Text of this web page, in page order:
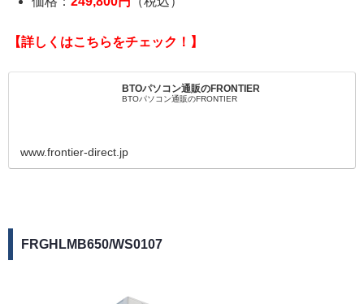
【詳しくはこちらをチェック！】
BTOパソコン通販のFRONTIER
BTOパソコン通販のFRONTIER
www.frontier-direct.jp
FRGHLMB650/WS0107